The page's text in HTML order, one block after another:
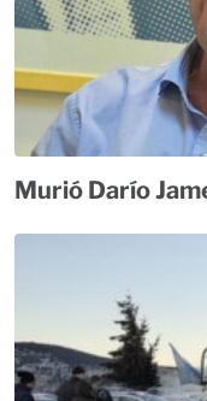
Murió Darío